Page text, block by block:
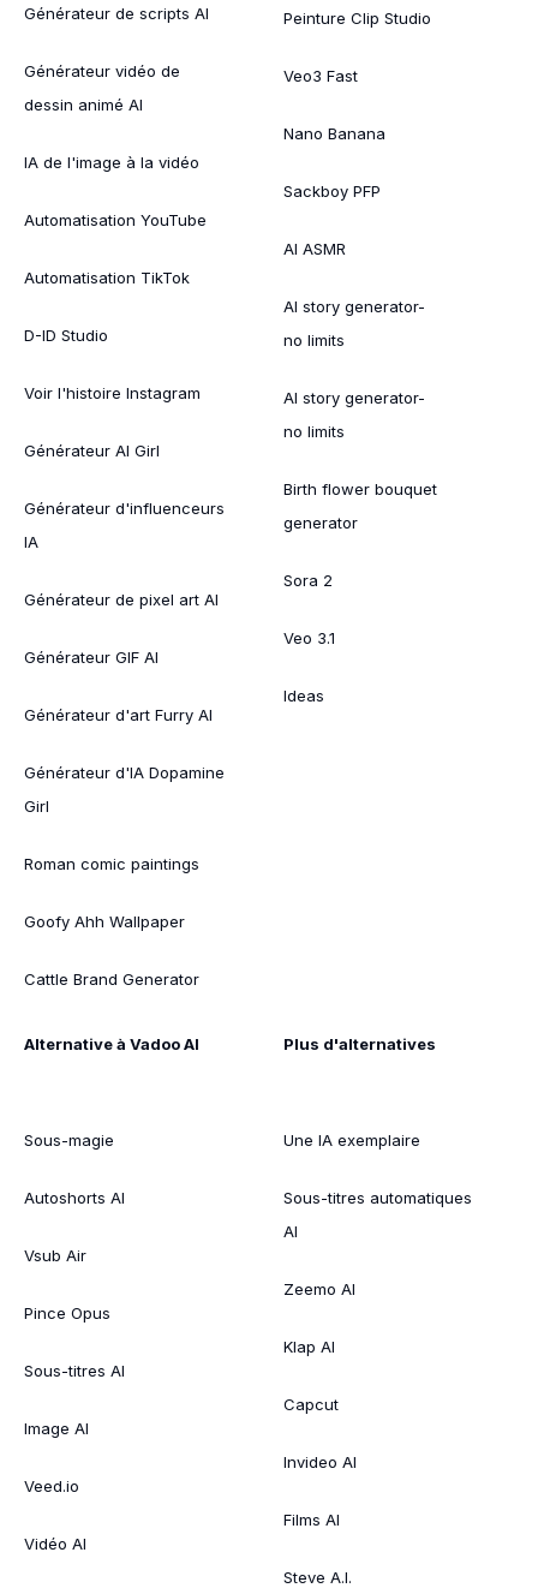
Générateur de scripts AI
Générateur vidéo de
dessin animé AI
IA de l'image à la vidéo
Automatisation YouTube
Automatisation TikTok
D-ID Studio
Voir l'histoire Instagram
Générateur AI Girl
Générateur d'influenceurs
IA
Générateur de pixel art AI
Générateur GIF AI
Générateur d'art Furry AI
Générateur d'IA Dopamine
Girl
Roman comic paintings
Goofy Ahh Wallpaper
Cattle Brand Generator
Peinture Clip Studio
Veo3 Fast
Nano Banana
Sackboy PFP
AI ASMR
AI story generator-
no limits
AI story generator-
no limits
Birth flower bouquet
generator
Sora 2
Veo 3.1
Ideas
Alternative à Vadoo AI
Sous-magie
Autoshorts AI
Vsub Air
Pince Opus
Sous-titres AI
Image AI
Veed.io
Vidéo AI
Plus d'alternatives
Une IA exemplaire
Sous-titres automatiques
AI
Zeemo AI
Klap AI
Capcut
Invideo AI
Films AI
Steve A.I.